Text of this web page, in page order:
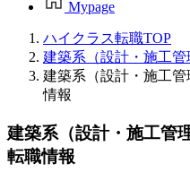
Mypage
ハイクラス転職TOP
建築系（設計・施工管
建築系（設計・施工
情報
建築系（設計・施工管
転職情報